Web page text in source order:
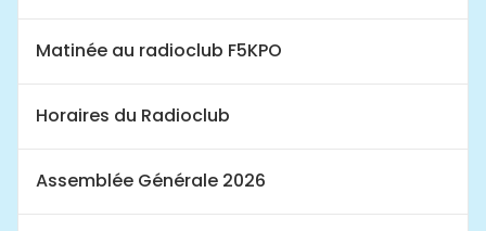
Matinée au radioclub F5KPO
Horaires du Radioclub
Assemblée Générale 2026